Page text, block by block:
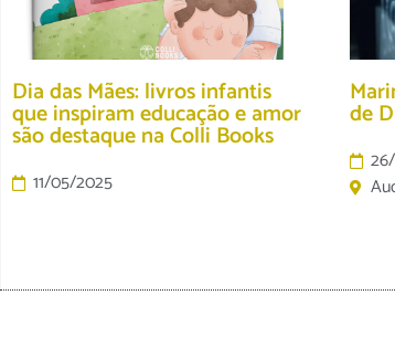
Dia das Mães: livros infantis
que inspiram educação e amor
são destaque na Colli Books
11/05/2025
de